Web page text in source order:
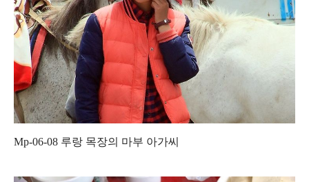
Mp-06-08 루랑 목장의 마부 아가씨